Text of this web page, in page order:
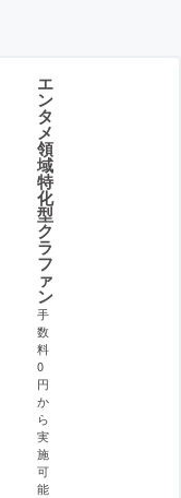
エ
ン
タ
メ
領
域
特
化
型
ク
ラ
フ
ァ
ン
手
数
料
0
円
か
ら
実
施
可
能